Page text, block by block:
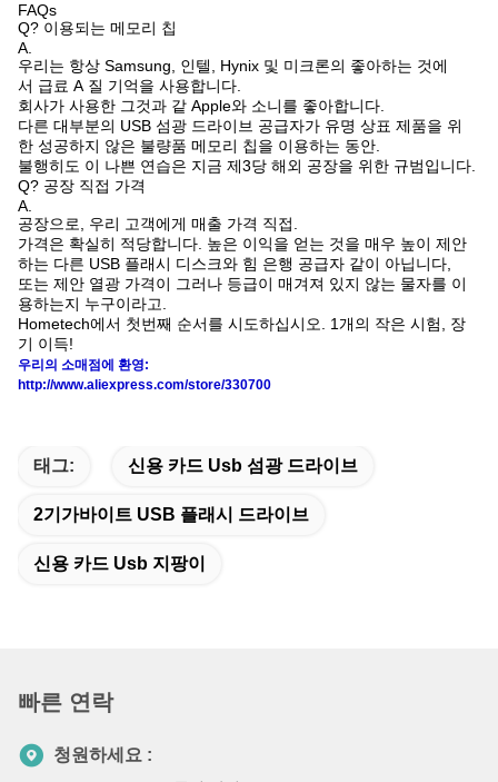
FAQs
Q? 이용되는 메모리 칩
A.
우리는 항상 Samsung, 인텔, Hynix 및 미크론의 좋아하는 것에
서 급료 A 질 기억을 사용합니다.
회사가 사용한 그것과 같 Apple와 소니를 좋아합니다.
다른 대부분의 USB 섬광 드라이브 공급자가 유명 상표 제품을 위
한 성공하지 않은 불량품 메모리 칩을 이용하는 동안.
불행히도 이 나쁜 연습은 지금 제3당 해외 공장을 위한 규범입니다.
Q? 공장 직접 가격
A.
공장으로, 우리 고객에게 매출 가격 직접.
가격은 확실히 적당합니다. 높은 이익을 얻는 것을 매우 높이 제안
하는 다른 USB 플래시 디스크와 힘 은행 공급자 같이 아닙니다,
또는 제안 열광 가격이 그러나 등급이 매겨져 있지 않는 물자를 이
용하는지 누구이라고.
Hometech에서 첫번째 순서를 시도하십시오. 1개의 작은 시험, 장
기 이득!
우리의 소매점에 환영:
http://www.aliexpress.com/store/330700
태그: 신용 카드 Usb 섬광 드라이브
2기가바이트 USB 플래시 드라이브
신용 카드 Usb 지팡이
빠른 연락
청원하세요 :